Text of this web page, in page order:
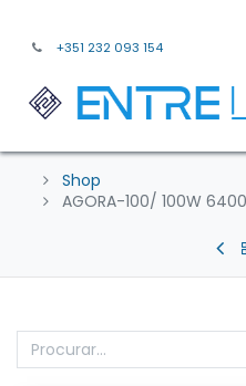
+351 232 093 154
Shop
AGORA-100/ 100W